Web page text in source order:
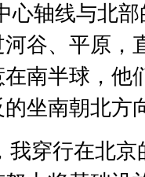
心轴线与北
谷、平原，
南半球，他
坐南朝北方
穿行在北京